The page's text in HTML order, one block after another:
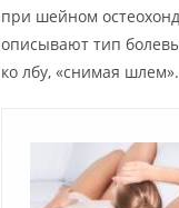
при шейном
описывают тип
ко лбу, «снимая шлем».